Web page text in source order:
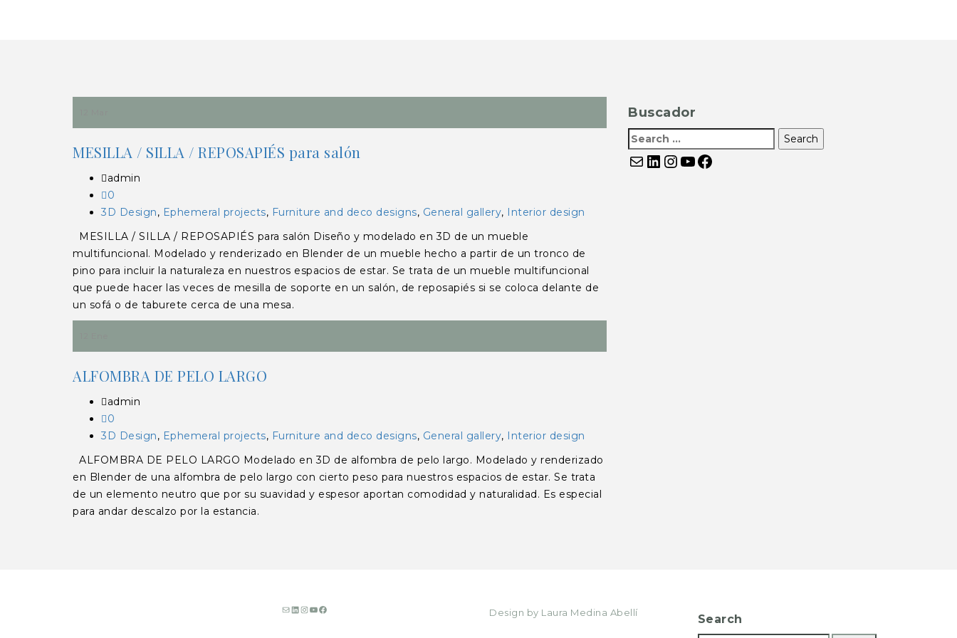
MESILLA / SILLA / REPOSAPIÉS para salón
admin
0
3D Design, Ephemeral projects, Furniture and deco designs, General gallery, Interior design
MESILLA / SILLA / REPOSAPIÉS para salón Diseño y modelado en 3D de un mueble
multifuncional. Modelado y renderizado en Blender de un mueble hecho a partir de un tronco de
pino para incluir la naturaleza en nuestros espacios de estar. Se trata de un mueble multifuncional
que puede hacer las veces de mesilla de soporte en un salón, de reposapiés si se coloca delante de
un sofá o de taburete cerca de una mesa.
ALFOMBRA DE PELO LARGO
admin
0
3D Design, Ephemeral projects, Furniture and deco designs, General gallery, Interior design
ALFOMBRA DE PELO LARGO Modelado en 3D de alfombra de pelo largo. Modelado y renderizado
en Blender de una alfombra de pelo largo con cierto peso para nuestros espacios de estar. Se trata
de un elemento neutro que por su suavidad y espesor aportan comodidad y naturalidad. Es especial
para andar descalzo por la estancia.
Buscador
Correo electrónico
LinkedIn
Instagram
YouTube
Facebook
Correo
LinkedIn
Instagram
YouTube
Facebook Design by Laura Medina Abellí Search